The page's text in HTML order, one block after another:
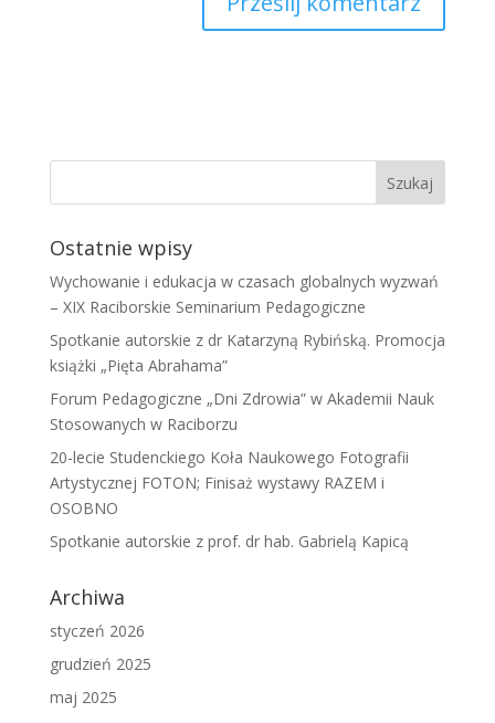
Ostatnie wpisy
Wychowanie i edukacja w czasach globalnych wyzwań
– XIX Raciborskie Seminarium Pedagogiczne
Spotkanie autorskie z dr Katarzyną Rybińską. Promocja
książki „Pięta Abrahama”
Forum Pedagogiczne „Dni Zdrowia” w Akademii Nauk
Stosowanych w Raciborzu
20-lecie Studenckiego Koła Naukowego Fotografii
Artystycznej FOTON; Finisaż wystawy RAZEM i
OSOBNO
Spotkanie autorskie z prof. dr hab. Gabrielą Kapicą
Archiwa
styczeń 2026
grudzień 2025
maj 2025